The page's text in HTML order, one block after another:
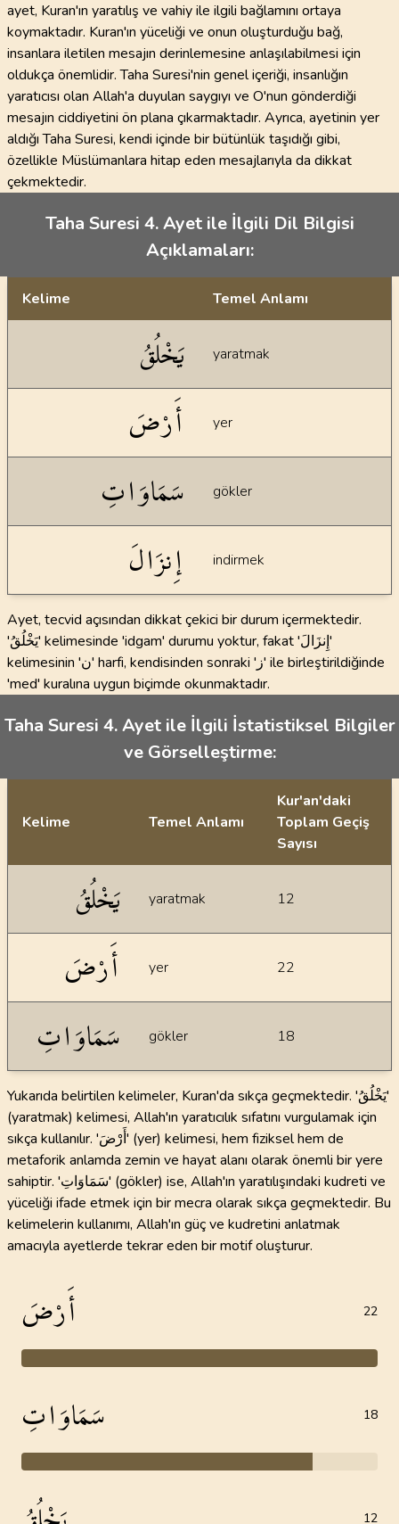
ayet, Kuran'ın yaratılış ve vahiy ile ilgili bağlamını ortaya
koymaktadır. Kuran'ın yüceliği ve onun oluşturduğu bağ,
insanlara iletilen mesajın derinlemesine anlaşılabilmesi için
oldukça önemlidir. Taha Suresi'nin genel içeriği, insanlığın
yaratıcısı olan Allah'a duyulan saygıyı ve O'nun gönderdiği
mesajın ciddiyetini ön plana çıkarmaktadır. Ayrıca, ayetinin yer
aldığı Taha Suresi, kendi içinde bir bütünlük taşıdığı gibi,
özellikle Müslümanlara hitap eden mesajlarıyla da dikkat
çekmektedir.
Taha Suresi 4. Ayet ile İlgili Dil Bilgisi
Açıklamaları:
Kelime Temel Anlamı
يَخْلُقُ yaratmak
أَرْضَ yer
سَمَاوَاتِ gökler
إِنزَالَ indirmek
Ayet, tecvid açısından dikkat çekici bir durum içermektedir.
'يَخْلُقُ' kelimesinde 'idgam' durumu yoktur, fakat 'إِنزَالَ'
kelimesinin 'ن' harfi, kendisinden sonraki 'ز' ile birleştirildiğinde
'med' kuralına uygun biçimde okunmaktadır.
Taha Suresi 4. Ayet ile İlgili İstatistiksel Bilgiler
ve Görselleştirme:
İstatiksel bilgiler
Kelime Temel Anlamı
Kur'an'daki
Toplam Geçiş
Sayısı
يَخْلُقُ yaratmak 12
أَرْضَ yer 22
سَمَاوَاتِ gökler 18
Yukarıda belirtilen kelimeler, Kuran'da sıkça geçmektedir. 'يَخْلُقُ'
(yaratmak) kelimesi, Allah'ın yaratıcılık sıfatını vurgulamak için
sıkça kullanılır. 'أَرْضَ' (yer) kelimesi, hem fiziksel hem de
metaforik anlamda zemin ve hayat alanı olarak önemli bir yere
sahiptir. 'سَمَاوَاتِ' (gökler) ise, Allah'ın yaratılışındaki kudreti ve
yüceliği ifade etmek için bir mecra olarak sıkça geçmektedir. Bu
kelimelerin kullanımı, Allah'ın güç ve kudretini anlatmak
amacıyla ayetlerde tekrar eden bir motif oluşturur.
أَرْضَ 22
سَمَاوَاتِ 18
12